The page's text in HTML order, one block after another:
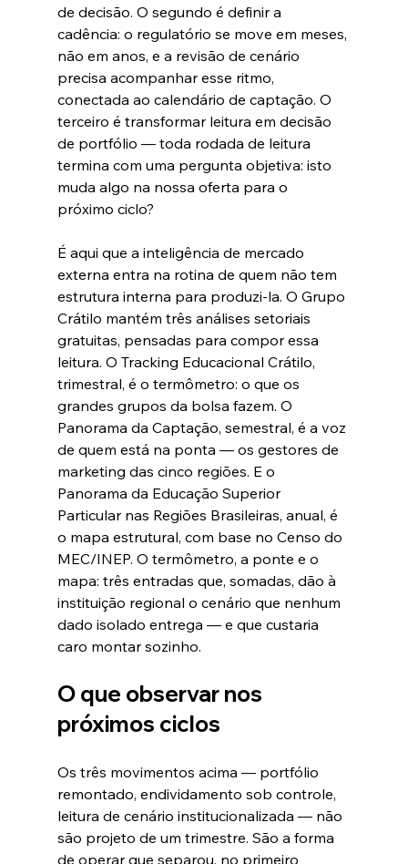
de decisão. O segundo é definir a
cadência: o regulatório se move em meses,
não em anos, e a revisão de cenário
precisa acompanhar esse ritmo,
conectada ao calendário de captação. O
terceiro é transformar leitura em decisão
de portfólio — toda rodada de leitura
termina com uma pergunta objetiva: isto
muda algo na nossa oferta para o
próximo ciclo?
É aqui que a inteligência de mercado
externa entra na rotina de quem não tem
estrutura interna para produzi-la. O Grupo
Crátilo mantém três análises setoriais
gratuitas, pensadas para compor essa
leitura. O Tracking Educacional Crátilo,
trimestral, é o termômetro: o que os
grandes grupos da bolsa fazem. O
Panorama da Captação, semestral, é a voz
de quem está na ponta — os gestores de
marketing das cinco regiões. E o
Panorama da Educação Superior
Particular nas Regiões Brasileiras, anual, é
o mapa estrutural, com base no Censo do
MEC/INEP. O termômetro, a ponte e o
mapa: três entradas que, somadas, dão à
instituição regional o cenário que nenhum
dado isolado entrega — e que custaria
caro montar sozinho.
O que observar nos
próximos ciclos
Os três movimentos acima — portfólio
remontado, endividamento sob controle,
leitura de cenário institucionalizada — não
são projeto de um trimestre. São a forma
de operar que separou, no primeiro